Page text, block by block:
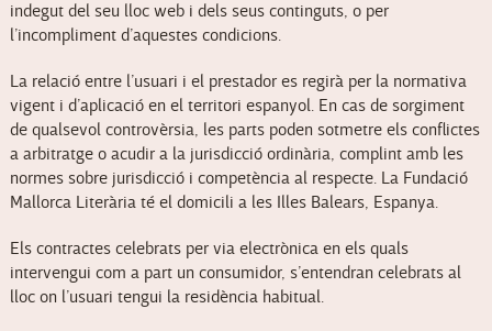
indegut del seu lloc web i dels seus continguts, o per
l’incompliment d’aquestes condicions.
La relació entre l’usuari i el prestador es regirà per la normativa
vigent i d’aplicació en el territori espanyol. En cas de sorgiment
de qualsevol controvèrsia, les parts poden sotmetre els conflictes
a arbitratge o acudir a la jurisdicció ordinària, complint amb les
normes sobre jurisdicció i competència al respecte. La Fundació
Mallorca Literària té el domicili a les Illes Balears, Espanya.
Els contractes celebrats per via electrònica en els quals
intervengui com a part un consumidor, s’entendran celebrats al
lloc on l’usuari tengui la residència habitual.